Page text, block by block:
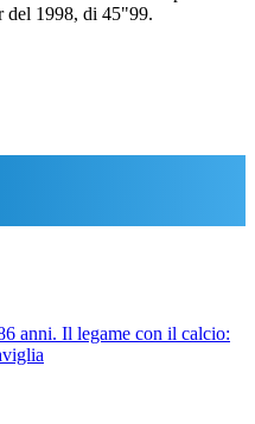
del 1998, di 45"99.
anni. Il legame con il calcio: